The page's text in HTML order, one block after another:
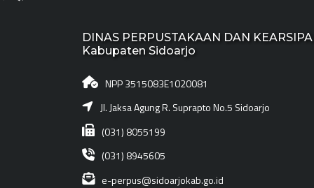
DINAS PERPUSTAKAAN DAN
Kabupaten Sidoarjo
NPP 3515083E1020081
Jl. Jaksa Agung R. Suprapto No.5 Sidoarjo
(031) 8055199
(031) 8945605
e-perpus@sidoarjokab.go.id